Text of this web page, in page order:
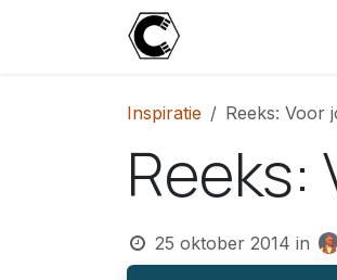
Overslaan naar inhoud
Inspiratie Reeks: Voor
Reeks:
25 oktober 2014 in